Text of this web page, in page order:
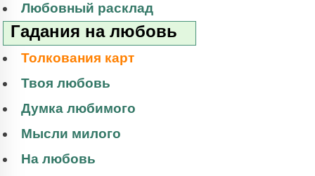
Любовный расклад
Гадания на любовь
Толкования карт
Твоя любовь
Думка любимого
Мысли милого
На любовь